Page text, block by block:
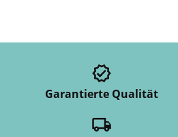
Garantierte Qualität